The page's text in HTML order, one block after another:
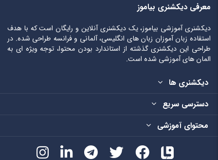
معرفی دیکشنری بیاموز
دیکشنری آموزشی بیاموز، یک دیکشنری آنلاین و رایگان است که با هدف
استفاده زبان آموزان زبان های انگلیسی، آلمانی و فرانسه طراحی شده. در
طراحی این دیکشنری گذشته از استاندارد بودن محتوا، توجه ویژه ای به
المان های آموزشی شده است.
دیکشنری ها
دسترسی سریع
محتوای آموزشی